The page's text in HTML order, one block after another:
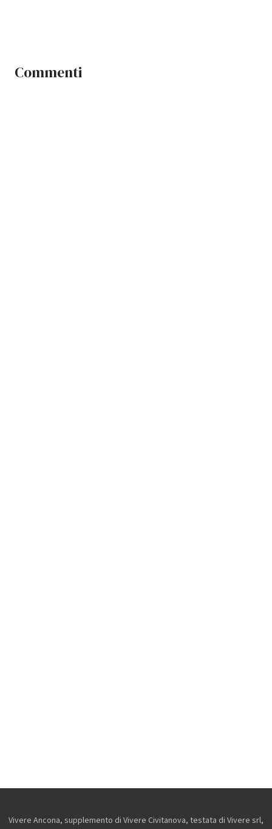
Commenti
Vivere Ancona, supplemento di Vivere Civitanova, testata di Vivere srl,